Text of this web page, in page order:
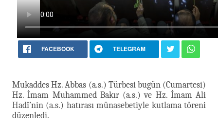
FACEBOOK TELEGRAM
Mukaddes Hz. Abbas (a.s.) Türbesi bugün (Cumartesi)
Hz. İmam Muhammed Bakır (a.s.) ve Hz. İmam Ali
Hadî’nin (a.s.) hatırası münasebetiyle kutlama töreni
düzenledi.